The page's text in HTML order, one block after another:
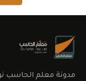
مدونة معلم الحاسب